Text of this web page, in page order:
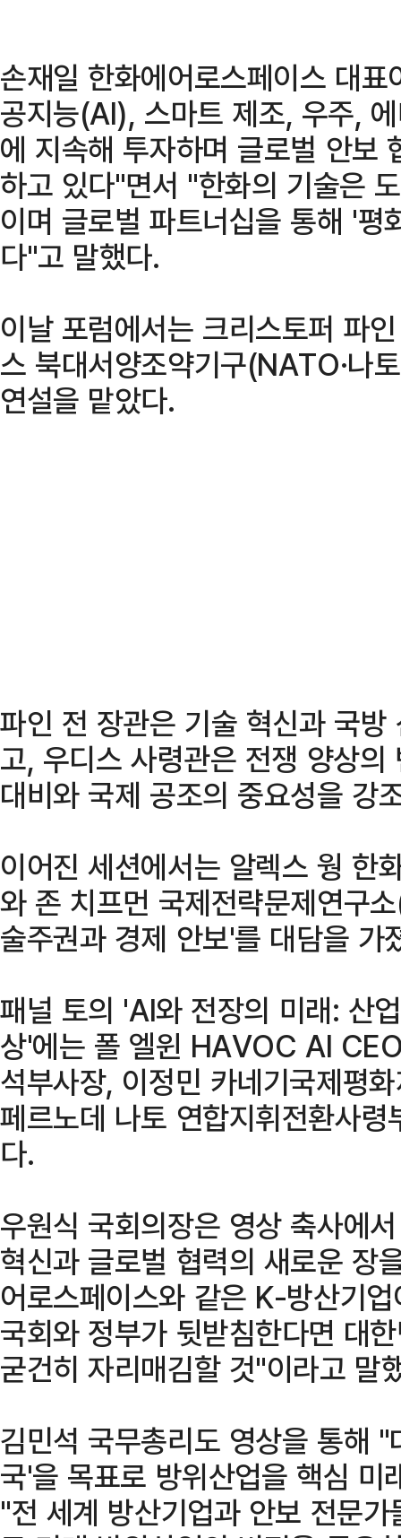
손재일 한화에어로스페이스 대
공지능(AI), 스마트 제조, 우주,
에 지속해 투자하며 글로벌 안보
하고 있다"면서 "한화의 기술은
이며 글로벌 파트너십을 통해 '평
다"고 말했다.
이날 포럼에서는 크리스토퍼 파
스 북대서양조약기구(NATO·나
연설을 맡았다.
파인 전 장관은 기술 혁신과 국
고, 우디스 사령관은 전쟁 양상
대비와 국제 공조의 중요성을 강
이어진 세션에서는 알렉스 웡 한
와 존 치프먼 국제전략문제연구
술주권과 경제 안보'를 대담을 가
패널 토의 'AI와 전장의 미래: 산
상'에는 폴 엘윈 HAVOC AI
석부사장, 이정민 카네기국제평
페르노데 나토 연합지휘전환사
다.
우원식 국회의장은 영상 축사에
혁신과 글로벌 협력의 새로운 장
어로스페이스와 같은 K-방산기
국회와 정부가 뒷받침한다면 대
굳건히 자리매김할 것"이라고 말
김민석 국무총리도 영상을 통해
국'을 목표로 방위산업을 핵심 미
"전 세계 방산기업과 안보 전문